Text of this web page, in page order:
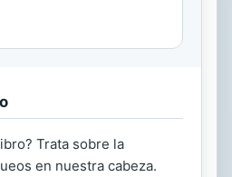
Trata sobre la
en nuestra cabeza.